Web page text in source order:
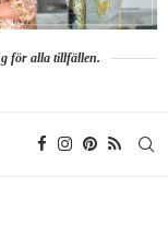
för alla tillfällen.